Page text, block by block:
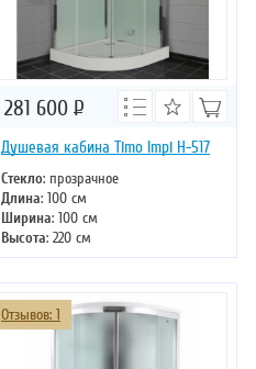
Душевая кабина Timo Impi H-517
Стекло: прозрачное
Длина: 100 см
Ширина: 100 см
Высота: 220 см
Форма: четверть круга
281 600 Р
Отзывов: 1